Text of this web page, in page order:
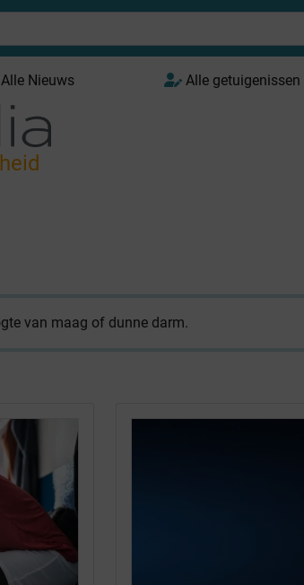
Alle Nieuws Alle getuigenissen
van maag of dunne darm.